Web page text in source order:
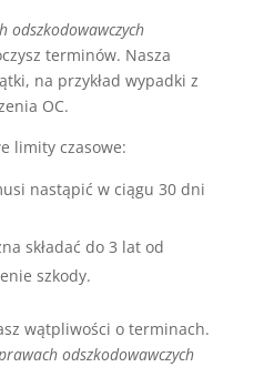
odszkodowawczych
terminów. Nasza
na przykład wypadki z
OC.
limity czasowe:
nastąpić w ciągu 30 dni
składać do 3 lat od
szkody.
wątpliwości o terminach.
odszkodowawczych